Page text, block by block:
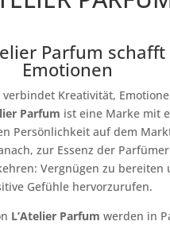
Parfum schafft
Emotionen
verbindet Kreativität,
Parfum ist eine Marke mit
Persönlichkeit auf dem
zur Essenz der
Vergnügen zu bereiten
Gefühle hervorzurufen.
L’Atelier Parfum werden in